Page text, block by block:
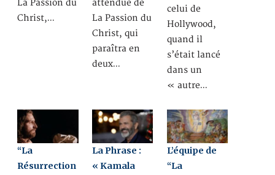
La Passion du
Christ,…
attendue de
La Passion du
Christ, qui
paraîtra en
deux…
celui de
Hollywood,
quand il
s’était lancé
dans un
« autre…
“La
Résurrection
La Phrase :
« Kamala
L’équipe de
“La